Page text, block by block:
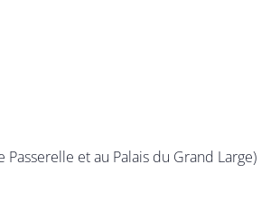
et au Palais du Grand Large)